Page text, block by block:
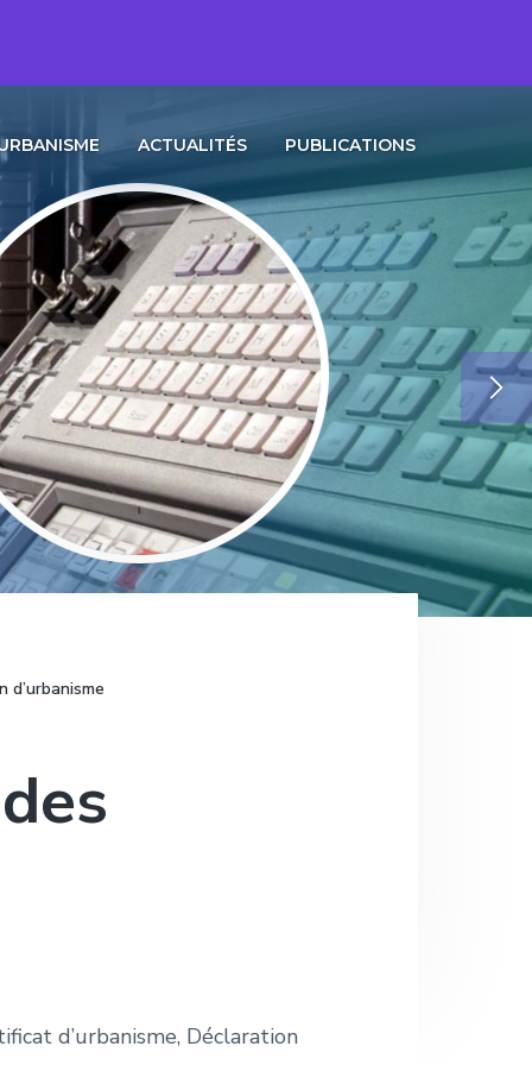
ACTUALITÉS PUBLICATIONS
d’urbanisme, Déclaration